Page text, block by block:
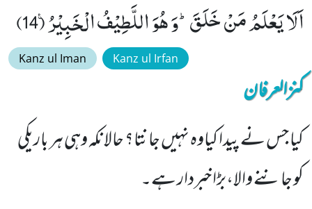
اَلَا یَعْلَمُ مَنْ خَلَقَؕ-وَ هُوَ اللَّطِیْفُ الْخَبِیْرُ۠ (14)
Kanz ul Iman Kanz ul Irfan
کنزالعرفان
کیا جس نے پیدا کیاوہ نہیں جانتا؟ حالانکہ وہی ہر باریکی
کو جاننے والا،بڑا خبردار ہے۔